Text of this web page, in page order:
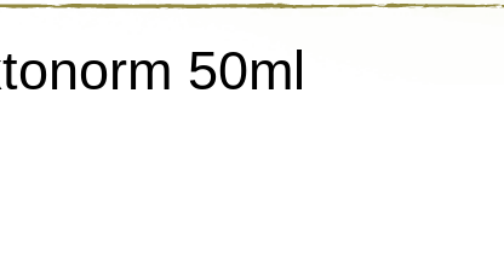
50ml